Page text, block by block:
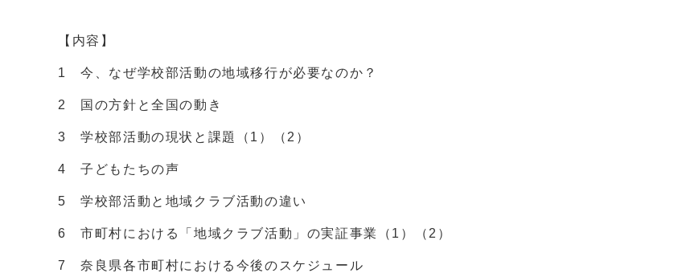
【内容】
1 今、なぜ学校部活動の地域移行が必要なのか？
2 国の方針と全国の動き
3 学校部活動の現状と課題（1）（2）
4 子どもたちの声
5 学校部活動と地域クラブ活動の違い
6 市町村における「地域クラブ活動」の実証事業（1）（2）
7 奈良県各市町村における今後のスケジュール